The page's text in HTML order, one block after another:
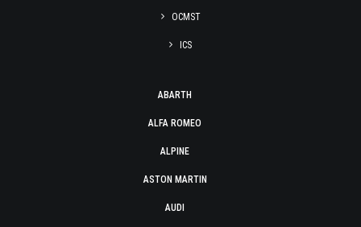
OCMST
ICS
ABARTH
ALFA ROMEO
ALPINE
ASTON MARTIN
AUDI